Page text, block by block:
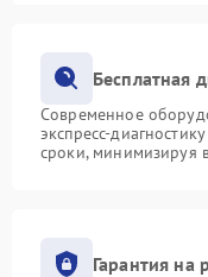
Бесплатная
Современное
экспресс-
сроки, минимизируя
Гарантия на